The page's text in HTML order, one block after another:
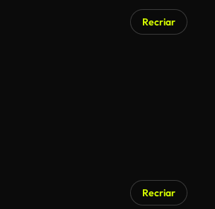
Recriar
Recriar